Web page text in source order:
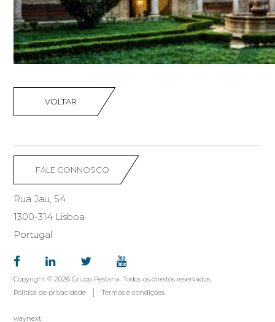
VOLTAR
FALE CONNOSCO
Rua Jau, 54
1300-314 Lisboa
Portugal
Copyright © 2026 Grupo Pestana. Todos os direitos reservados.
Política de privacidade
Termos e condições
waynext